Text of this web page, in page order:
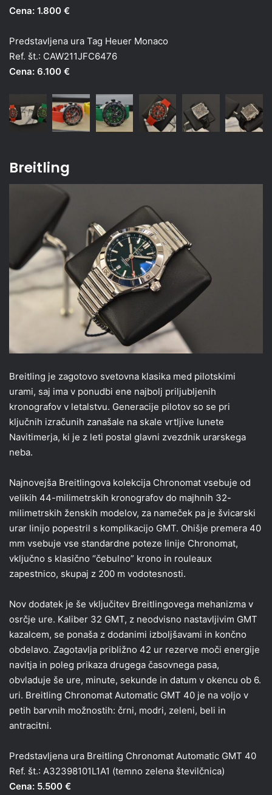
Cena: 1.800 €
Predstavljena ura Tag Heuer Monaco
Ref. št.: CAW211JFC6476
Cena: 6.100 €
Breitling
Breitling je zagotovo svetovna klasika med pilotskimi
urami, saj ima v ponudbi ene najbolj priljubljenih
kronografov v letalstvu. Generacije pilotov so se pri
ključnih izračunih zanašale na skale vrtljive lunete
Navitimerja, ki je z leti postal glavni zvezdnik urarskega
neba.
Najnovejša Breitlingova kolekcija Chronomat vsebuje od
velikih 44-milimetrskih kronografov do majhnih 32-
milimetrskih ženskih modelov, za nameček pa je švicarski
urar linijo popestril s komplikacijo GMT. Ohišje premera 40
mm vsebuje vse standardne poteze linije Chronomat,
vključno s klasično “čebulno” krono in rouleaux
zapestnico, skupaj z 200 m vodotesnosti.
Nov dodatek je še vključitev Breitlingovega mehanizma v
osrčje ure. Kaliber 32 GMT, z neodvisno nastavljivim GMT
kazalcem, se ponaša z dodanimi izboljšavami in končno
obdelavo. Zagotavlja približno 42 ur rezerve moči energije
navitja in poleg prikaza drugega časovnega pasa,
obvladuje še ure, minute, sekunde in datum v okencu ob 6.
uri. Breitling Chronomat Automatic GMT 40 je na voljo v
petih barvnih možnostih: črni, modri, zeleni, beli in
antracitni.
Predstavljena ura Breitling Chronomat Automatic GMT 40
Ref. št.: A32398101L1A1 (temno zelena številčnica)
Cena: 5.500 €